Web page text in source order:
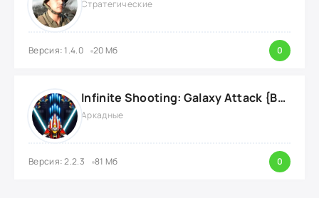
Стратегические
Версия: 1.4.0 20 Мб 0
Infinite Shooting: Galaxy Attack {ВЗЛОМ: Бесплатные Покупки}
Аркадные
Версия: 2.2.3 81 Мб 0